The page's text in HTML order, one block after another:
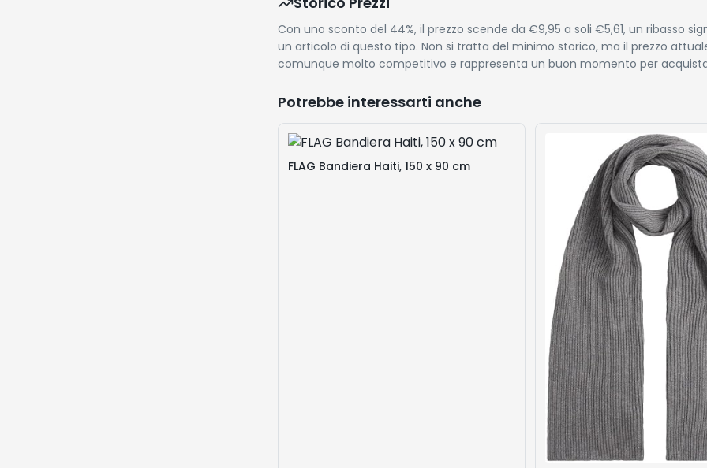
Con uno sconto del 44%, il prezzo scende da €9,95 a soli €5,61, un ribasso
un articolo di questo tipo. Non si tratta del minimo storico, ma il prezzo
comunque molto competitivo e rappresenta un buon momento per
Potrebbe interessarti anche
FLAG Bandiera Haiti, 150 x 90 cm